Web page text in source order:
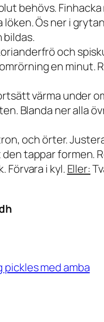
behövs.
löken. Ös ner i
bildas.
och
en minut.
värma under
Blanda ner alla
och örter.
tappar formen.
Förvara i kyl. Eller:
pickles med amba